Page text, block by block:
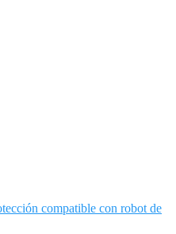
compatible con robot de